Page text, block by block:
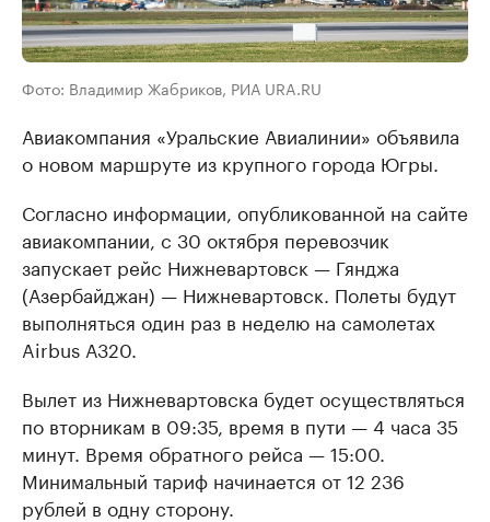
Фото: Владимир Жабриков, РИА URA.RU
Авиакомпания «Уральские Авиалинии» объявила
о новом маршруте из крупного города Югры.
Согласно информации, опубликованной на сайте
авиакомпании, с 30 октября перевозчик
запускает рейс Нижневартовск — Гянджа
(Азербайджан​) — Нижневартовск. Полеты будут
выполняться один раз в неделю на самолетах
Airbus А320.
Вылет из Нижневартовска будет осуществляться
по вторникам в 09:35, время в пути — 4 часа 35
минут. Время обратного рейса — 15:00.
Минимальный тариф начинается от 12 236
рублей в одну сторону.